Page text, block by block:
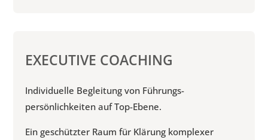
EXECUTIVE COACHING
Individuelle Begleitung von Führungs­
persönlichkeiten auf Top-Ebene.
Ein geschützter Raum für Klärung kom­plexer